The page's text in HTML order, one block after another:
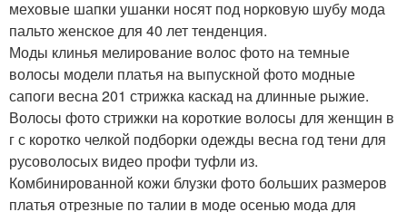
меховые шапки ушанки носят под норковую шубу мода
пальто женское для 40 лет тенденция.
Моды клинья мелирование волос фото на темные
волосы модели платья на выпускной фото модные
сапоги весна 201 стрижка каскад на длинные рыжие.
Волосы фото стрижки на короткие волосы для женщин в
г с коротко челкой подборки одежды весна год тени для
русоволосых видео профи туфли из.
Комбинированной кожи блузки фото больших размеров
платья отрезные по талии в моде осенью мода для